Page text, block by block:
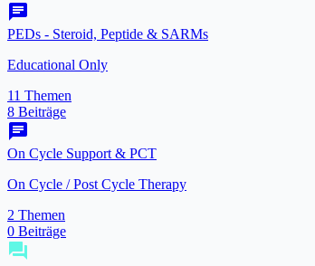
chat
PEDs - Steroid, Peptide & SARMs
Educational Only
11 Themen
8 Beiträge
chat
On Cycle Support & PCT
On Cycle / Post Cycle Therapy
2 Themen
0 Beiträge
forum